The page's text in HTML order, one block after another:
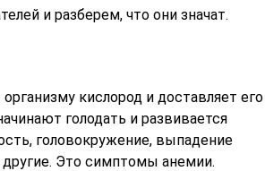
и разберем, что они значат.
кислород и доставляет его
голодать и развивается
головокружение, выпадение
другие. Это симптомы анемии.